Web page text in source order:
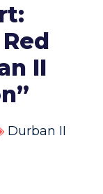
II
Durban II